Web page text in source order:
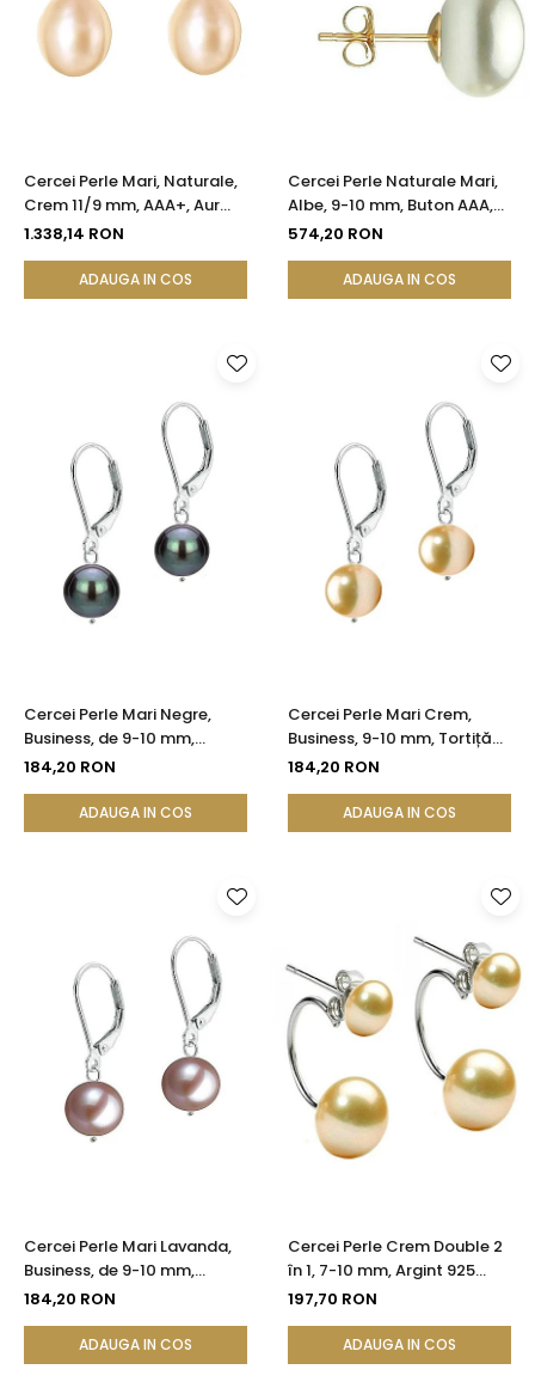
Cercei Perle Mari, Naturale,
Crem 11/9 mm, AAA+, Aur
14K (aur 585), Forma
1.338,14 RON
ADAUGA IN COS
Cercei Perle Naturale Mari,
Albe, 9-10 mm, Buton AAA,
Aur 14K (aur 585), Tip Șurub |
574,20 RON
ADAUGA IN COS
Cercei Perle Mari Negre,
Business, de 9-10 mm,
Tortiță Închisă, Argint 925 |
184,20 RON
ADAUGA IN COS
Cercei Perle Mari Crem,
Business, 9-10 mm, Tortiță
Închisă, Argint 925 -
184,20 RON
ADAUGA IN COS
Cercei Perle Mari Lavanda,
Business, de 9-10 mm,
Tortiță Închisă, Argint 925 -
184,20 RON
ADAUGA IN COS
Cercei Perle Crem Double 2
în 1, 7-10 mm, Argint 925
Placat cu Platină |
197,70 RON
ADAUGA IN COS